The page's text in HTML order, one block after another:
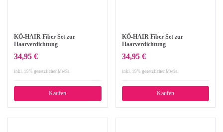
KÖ-HAIR Fiber Set zur
Haarverdichtung
34,95 €
inkl. 19% gesetzlicher MwSt.
Kaufen
KÖ-HAIR Fiber Set zur
Haarverdichtung
34,95 €
inkl. 19% gesetzlicher MwSt.
Kaufen